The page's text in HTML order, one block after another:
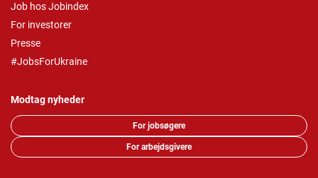
Job hos Jobindex
For investorer
Presse
#JobsForUkraine
Modtag nyheder
For jobsøgere
For arbejdsgivere